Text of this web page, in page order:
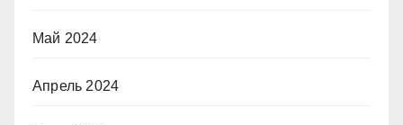
Май 2024
Апрель 2024